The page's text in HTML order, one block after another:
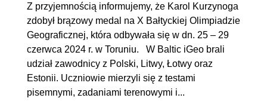
Z przyjemnością informujemy, że Karol Kurzynoga
zdobył brązowy medal na X Bałtyckiej Olimpiadzie
Geograficznej, która odbywała się w dn. 25 – 29
czerwca 2024 r. w Toruniu. W Baltic iGeo brali
udział zawodnicy z Polski, Litwy, Łotwy oraz
Estonii. Uczniowie mierzyli się z testami
pisemnymi, zadaniami terenowymi i...